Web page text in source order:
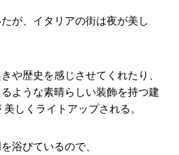
が、イタリアの街は夜が美し
や歴史を感じさせてくれたり、
ような素晴らしい装飾を持つ建
しくライトアップされる。
浴びているので、